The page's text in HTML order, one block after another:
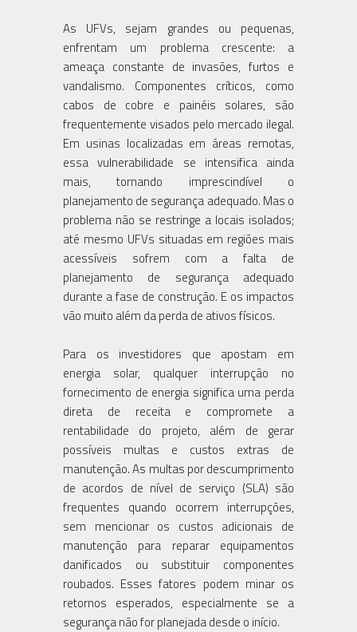
As UFVs, sejam grandes ou pequenas,
enfrentam um problema crescente: a
ameaça constante de invasões, furtos e
vandalismo. Componentes críticos, como
cabos de cobre e painéis solares, são
frequentemente visados pelo mercado ilegal.
Em usinas localizadas em áreas remotas,
essa vulnerabilidade se intensifica ainda
mais, tornando imprescindível o
planejamento de segurança adequado. Mas o
problema não se restringe a locais isolados;
até mesmo UFVs situadas em regiões mais
acessíveis sofrem com a falta de
planejamento de segurança adequado
durante a fase de construção. E os impactos
vão muito além da perda de ativos físicos.
Para os investidores que apostam em
energia solar, qualquer interrupção no
fornecimento de energia significa uma perda
direta de receita e compromete a
rentabilidade do projeto, além de gerar
possíveis multas e custos extras de
manutenção. As multas por descumprimento
de acordos de nível de serviço (SLA) são
frequentes quando ocorrem interrupções,
sem mencionar os custos adicionais de
manutenção para reparar equipamentos
danificados ou substituir componentes
roubados. Esses fatores podem minar os
retornos esperados, especialmente se a
segurança não for planejada desde o início.